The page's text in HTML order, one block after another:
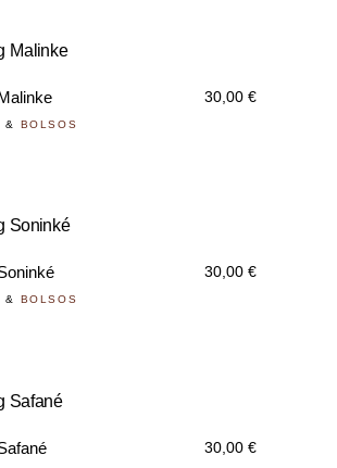
30,00 €
& BOLSOS
30,00 €
& BOLSOS
30,00 €